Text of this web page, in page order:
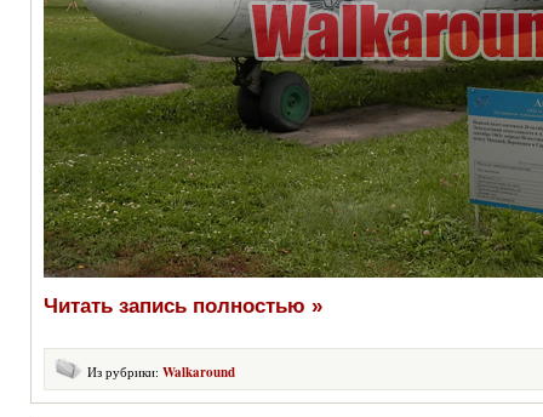
Читать запись полностью »
Из рубрики: Walkaround